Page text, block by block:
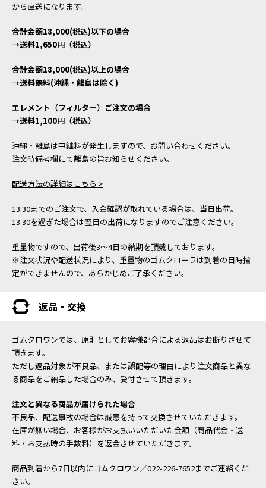
から直送になります。
合計金額18,000(税込)以下の場合
→送料1,650円（税込）
合計金額18,000(税込)以上の場合
→送料無料(沖縄・離島は除く)
エレメント（フィルター）ご注文の場合
→送料1,100円（税込）
沖縄・離島は中継料が発生しますので、お問い合わせください。
注文時備考欄にて離島の旨お知らせください。
配送方法の詳細はこちら >
13:30までのご注文で、入金確認が取れている場合は、当日出荷。
13:30を過ぎた場合は翌日の出荷になりますのでご注意ください。
重量物ですので、出荷後3～4日の納期を頂戴しております。
※注文状況や配送状況により、重量物のゴムクローラは到着の日時指
定ができませんので、あらかじめご了承ください。
返品・交換
ゴムクロワンでは、原則としてお客様都合による返品はお断りさせて
頂きます。
ただし返品対象が不良品、または誤配等の理由により注文商品と異な
る商品をご納品した場合のみ、受付させて頂きます。
注文と異なる商品が届けられた場合
不良品、配送事故の場合は誠意を持って交換させていただきます。
在庫が無い場合、お客様がお支払いいただいた金額（商品代金・送
料・お支払時の手数料）を返金させていただきます。
商品到着から7日以内にゴムクロワン／022-226-7652までご連絡くだ
さい。